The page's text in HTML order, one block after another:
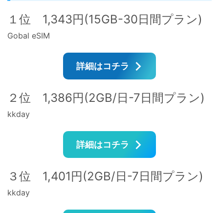
１位 1,343円(15GB-30日間プラン)
Gobal eSIM
詳細はコチラ
２位 1,386円(2GB/日-7日間プラン)
kkday
詳細はコチラ
３位 1,401円(2GB/日-7日間プラン)
kkday